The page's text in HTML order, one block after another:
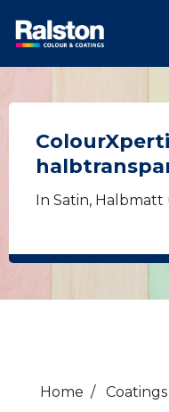
In Satin,
Home / Coatings